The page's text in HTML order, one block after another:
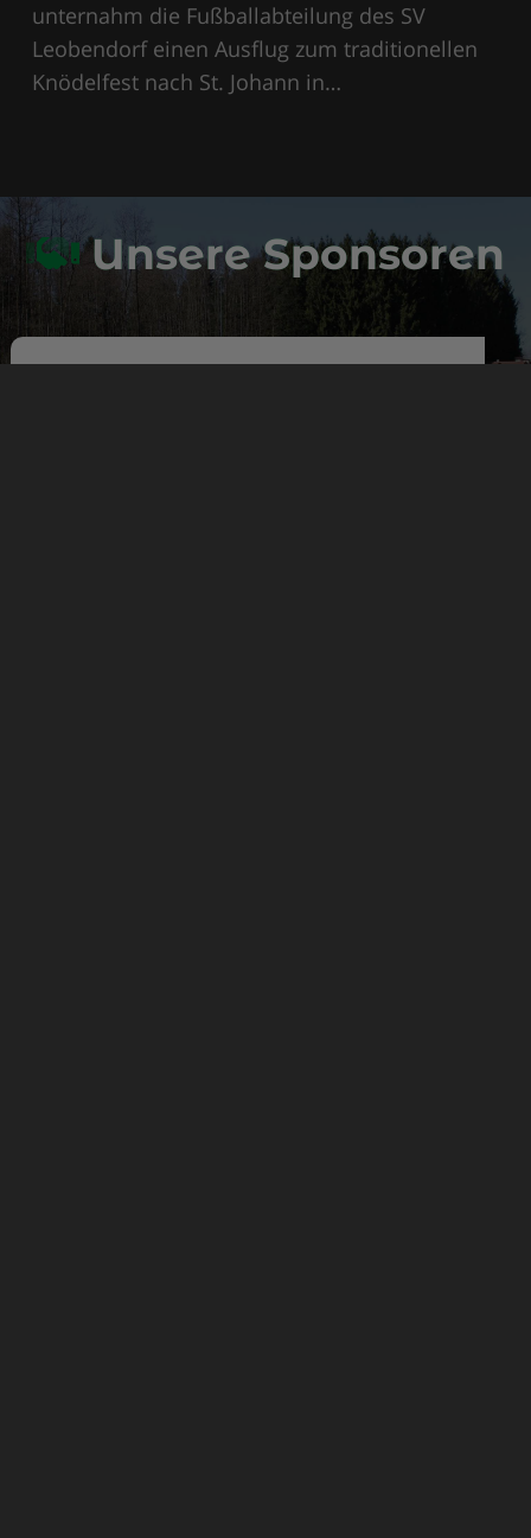
unternahm die Fußballabteilung des SV
Leobendorf einen Ausflug zum traditionellen
Knödelfest nach St. Johann in…
Unsere Sponsoren